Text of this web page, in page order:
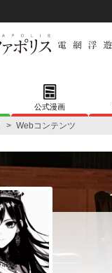
公式漫画
> Webコンテンツ